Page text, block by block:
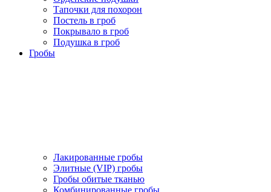
Тапочки для похорон
Постель в гроб
Покрывало в гроб
Подушка в гроб
Гробы
Лакированные гробы
Элитные (VIP) гробы
Гробы обитые тканью
Комбинированные гробы